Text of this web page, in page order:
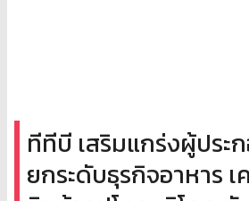
ทีทีบี เสริมแกร่งผู้ประ
ยกระดับธุรกิจอาหาร เ